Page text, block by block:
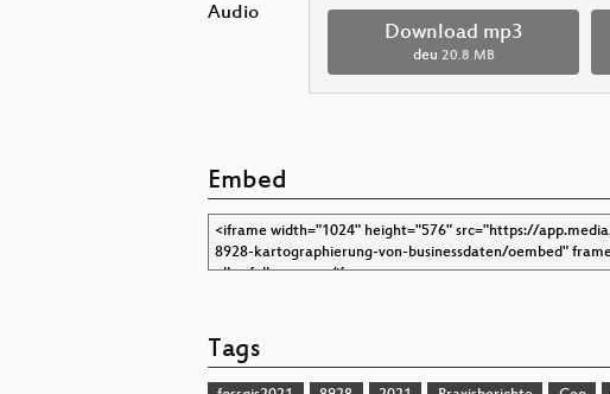
Audio
Download mp3
deu 20.8 MB
Embed
Tags